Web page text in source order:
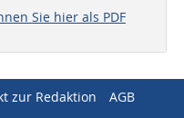
Sie hier als PDF
zur Redaktion
AGB